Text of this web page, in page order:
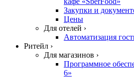
Закупки и
Цены
Для отелей ›
Автоматизация
Ритейл ›
Для магазинов ›
Программное
6»